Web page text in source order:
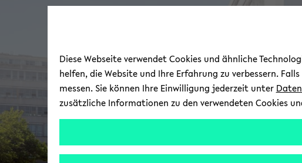
Diese Webseite verwendet Cookies und ähnliche
helfen, die Website und Ihre Erfahrung zu verbessern.
messen. Sie können Ihre Einwilligung jederzeit unter
zusätzliche Informationen zu den verwendeten Cookies